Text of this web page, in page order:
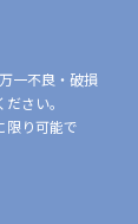
一不良・破損
さい。
限り可能で